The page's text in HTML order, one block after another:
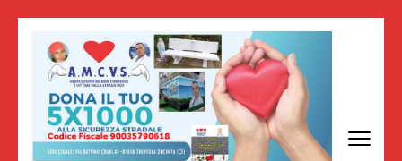
contenuto
(premi
invio)